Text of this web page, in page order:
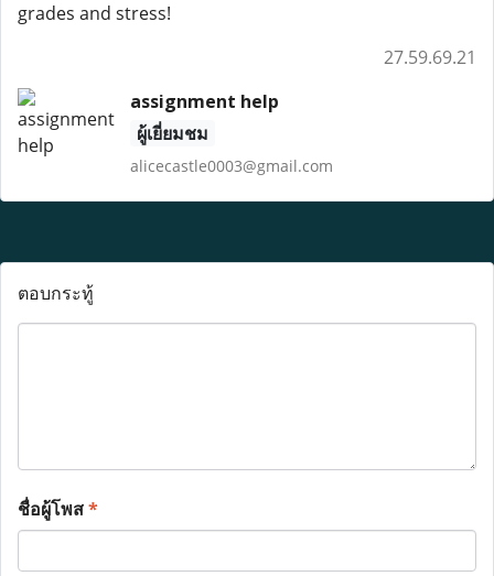
grades and stress!
27.59.69.21
assignment help
ผู้เยี่ยมชม
alicecastle0003@gmail.com
ตอบกระทู้
ชื่อผู้โพส*